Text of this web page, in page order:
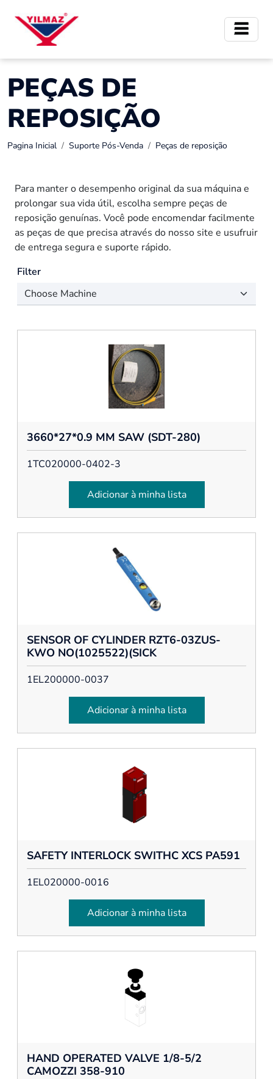
PEÇAS DE
REPOSIÇÃO
Pagina Inicial Suporte Pós-Venda Peças de reposição
Para manter o desempenho original da sua máquina e
prolongar sua vida útil, escolha sempre peças de
reposição genuínas. Você pode encomendar facilmente
as peças de que precisa através do nosso site e usufruir
de entrega segura e suporte rápido.
Filter
3660*27*0.9 MM SAW (SDT-280)
1TC020000-0402-3
Adicionar à minha lista
SENSOR OF CYLINDER RZT6-03ZUS-
KWO NO(1025522)(SICK
1EL200000-0037
Adicionar à minha lista
SAFETY INTERLOCK SWITHC XCS PA591
1EL020000-0016
Adicionar à minha lista
HAND OPERATED VALVE 1/8-5/2
CAMOZZI 358-910